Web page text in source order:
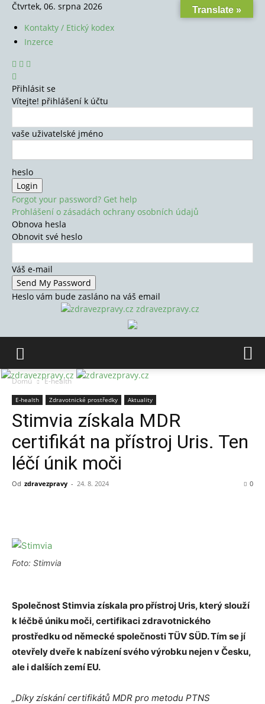
Čtvrtek, 06. srpna 2026
Kontakty / Etický kodex
Inzerce
Přihlásit se
Vítejte! přihlášení k účtu
vaše uživatelské jméno
heslo
Forgot your password? Get help
Prohlášení o zásadách ochrany osobních údajů
Obnova hesla
Obnovit své heslo
Váš e-mail
Heslo vám bude zasláno na váš email
zdravezpravy.cz
Domů E-health
E-health Zdravotnické prostředky Aktuality
Stimvia získala MDR
certifikát na přístroj Uris. Ten
léčí únik moči
Od zdravezpravy - 24. 8. 2024 0
Foto: Stimvia
Společnost Stimvia získala pro přístroj Uris, který slouží
k léčbě úniku moči, certifikaci zdravotnického
prostředku od německé společnosti TÜV SÜD. Tím se jí
otevřely dveře k nabízení svého výrobku nejen v Česku,
ale i dalších zemí EU.
„Díky získání certifikátů MDR pro metodu PTNS
Translate »